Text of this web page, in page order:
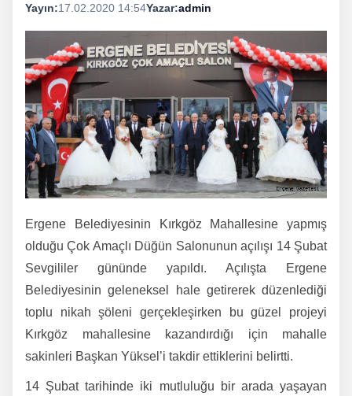
Yayın:17.02.2020 14:54Yazar:admin
Ergene Belediyesinin Kırkgöz Mahallesine yapmış
olduğu Çok Amaçlı Düğün Salonunun açılışı 14 Şubat
Sevgililer gününde yapıldı. Açılışta Ergene
Belediyesinin geleneksel hale getirerek düzenlediği
toplu nikah şöleni gerçekleşirken bu güzel projeyi
Kırkgöz mahallesine kazandırdığı için mahalle
sakinleri Başkan Yüksel’i takdir ettiklerini belirtti.
14 Şubat tarihinde iki mutluluğu bir arada yaşayan